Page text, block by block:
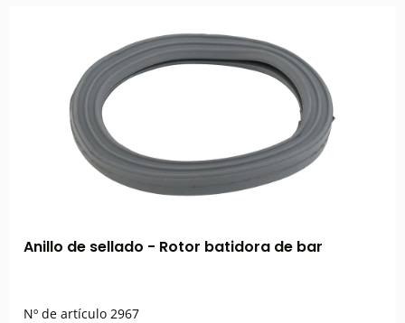
Anillo de sellado - Rotor batidora de bar
Nº de artículo 2967